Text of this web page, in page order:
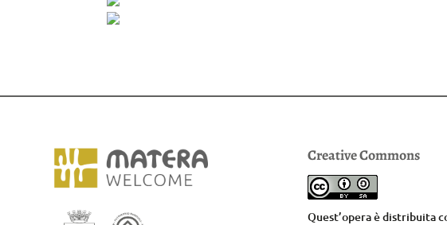
Creative Commons
Quest’opera è distribuita